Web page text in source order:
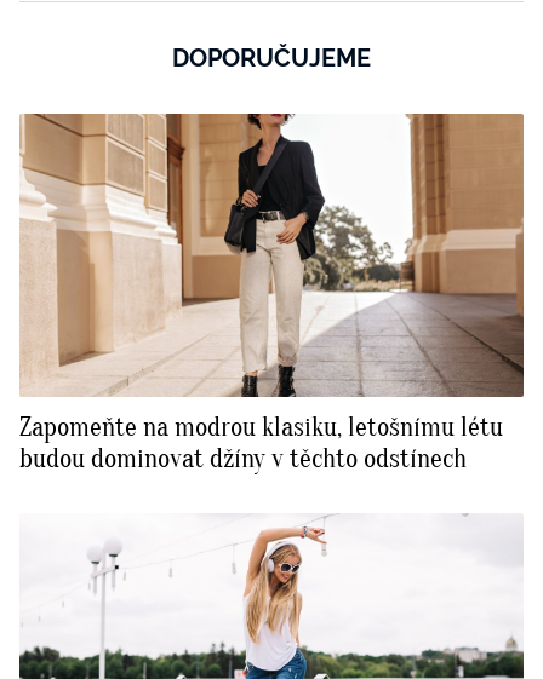
DOPORUČUJEME
Zapomeňte na modrou klasiku, letošnímu létu
budou dominovat džíny v těchto odstínech